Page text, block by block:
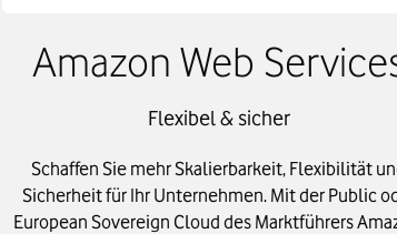
Amazon Web
Flexibel & sicher
Schaffen Sie mehr Skalierbarkeit, Flexibilität
Sicherheit für Ihr Unternehmen. Mit der Public
European Sovereign Cloud des Marktführers